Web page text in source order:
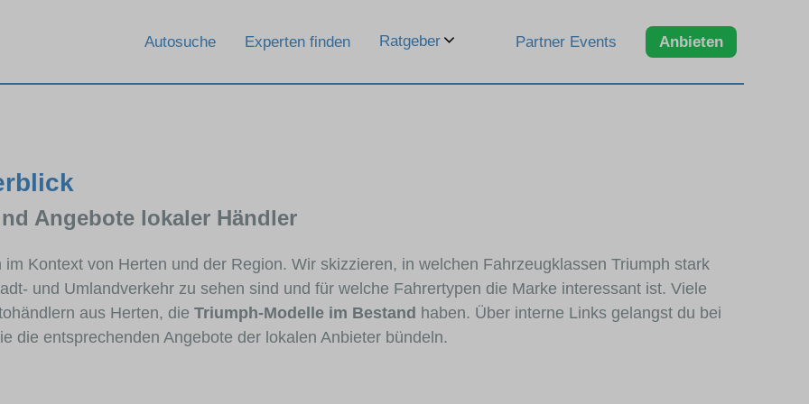
Autosuche Experten finden Ratgeber Partner Events Anbieten
Angebote lokaler Händler
Kontext von Herten und der Region. Wir skizzieren, in welchen Fahrzeugklassen Triumph stark
und Umlandverkehr zu sehen sind und für welche Fahrertypen die Marke interessant ist. Viele
aus Herten, die Triumph-Modelle im Bestand haben. Über interne Links gelangst du bei
die entsprechenden Angebote der lokalen Anbieter bündeln.